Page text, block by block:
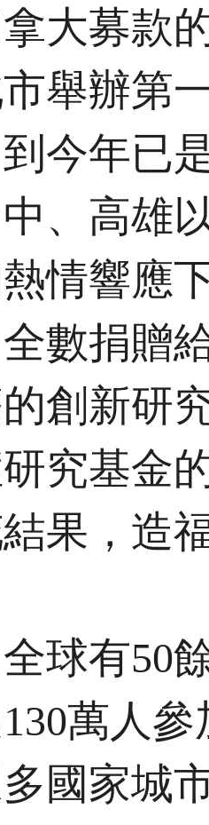
大募款
舉辦第
今年已
、高雄
情響應
數捐贈
創新研
究基金
果，造
球有50
萬人
國家城